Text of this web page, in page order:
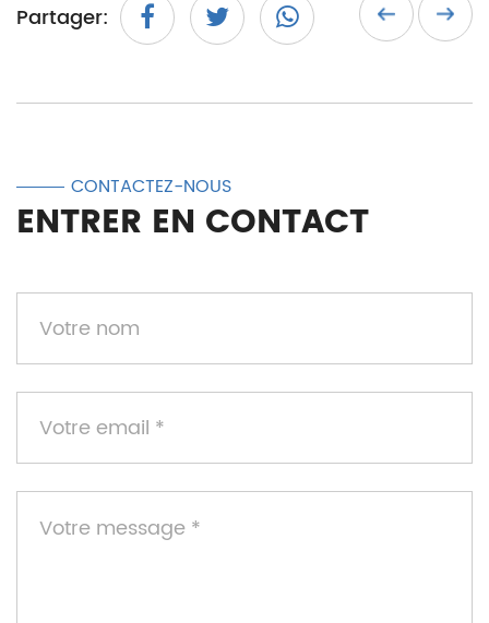
Partager:
CONTACTEZ-NOUS
ENTRER EN CONTACT